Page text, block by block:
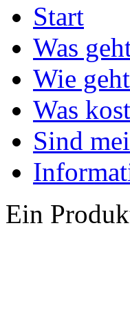
Start
Was
Wie
Was
Sind
Ein